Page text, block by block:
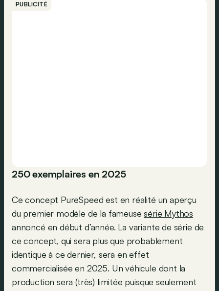
PUBLICITÉ
250 exemplaires en 2025
Ce concept PureSpeed est en réalité un aperçu
du premier modèle de la fameusesérie Mythos
annoncé en début d’année. La variante de série de
ce concept, qui sera plus que probablement
identique à ce dernier, sera en effet
commercialisée en 2025. Un véhicule dont la
production sera (très) limitée puisque seulement